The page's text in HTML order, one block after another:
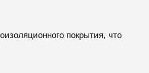
покрытия, что